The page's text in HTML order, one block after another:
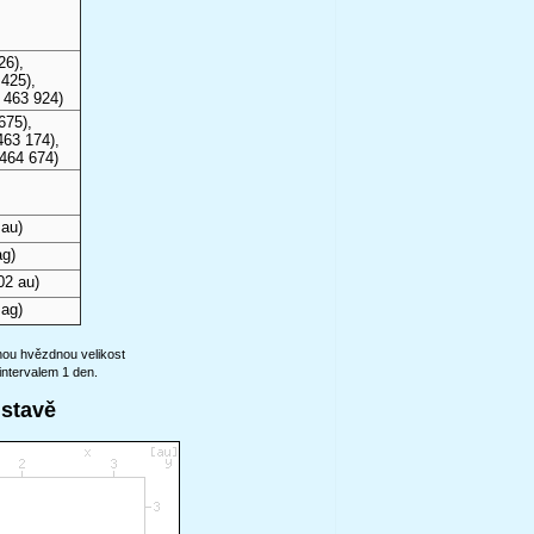
924)
174),
674)
au)
hvězdnou velikost
1 den.